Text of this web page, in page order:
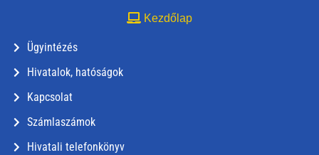
Kezdőlap
Ügyintézés
Hivatalok, hatóságok
Kapcsolat
Számlaszámok
Hivatali telefonkönyv